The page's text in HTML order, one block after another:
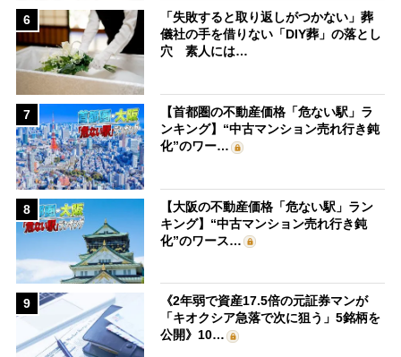
6
「失敗すると取り返しがつかない」葬
儀社の手を借りない「DIY葬」の落とし
穴 素人には…
7
【首都圏の不動産価格「危ない駅」ラ
ンキング】“中古マンション売れ行き鈍
化”のワー…
8
【大阪の不動産価格「危ない駅」ラン
キング】“中古マンション売れ行き鈍
化”のワース…
9
《2年弱で資産17.5倍の元証券マンが
「キオクシア急落で次に狙う」5銘柄を
公開》10…